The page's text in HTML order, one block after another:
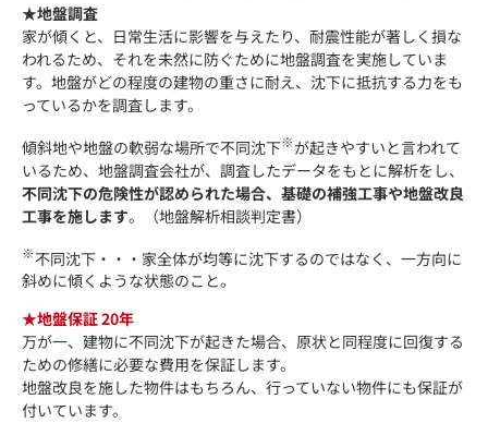
★地盤調査
家が傾くと、日常生活に影響を与えたり、耐震性能が著しく損な
われるため、それを未然に防ぐために地盤調査を実施していま
す。地盤がどの程度の建物の重さに耐え、沈下に抵抗する力をも
っているかを調査します。
傾斜地や地盤の軟弱な場所で不同沈下※が起きやすいと言われて
いるため、地盤調査会社が、調査したデータをもとに解析をし、
不同沈下の危険性が認められた場合、基礎の補強工事や地盤改良
工事を施します。（地盤解析相談判定書）
※不同沈下・・・家全体が均等に沈下するのではなく、一方向に
斜めに傾くような状態のこと。
★地盤保証 20年
万が一、建物に不同沈下が起きた場合、原状と同程度に回復する
ための修繕に必要な費用を保証します。
地盤改良を施した物件はもちろん、行っていない物件にも保証が
付いています。